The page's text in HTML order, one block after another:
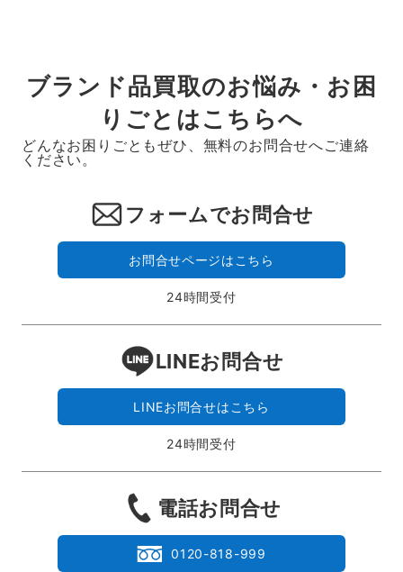
ブランド品買取のお悩み・お困
りごとはこちらへ
どんなお困りごともぜひ、無料のお問合せへご連絡
ください。
フォームでお問合せ
お問合せページはこちら
24時間受付
LINEお問合せ
LINEお問合せはこちら
24時間受付
電話お問合せ
0120-818-999